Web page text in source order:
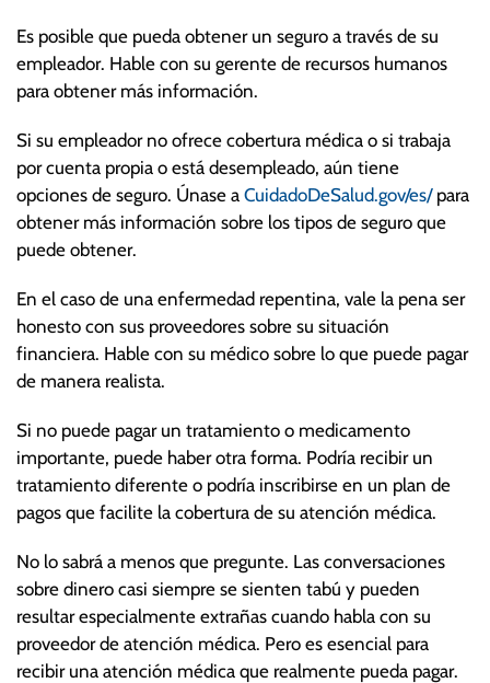
Es posible que pueda obtener un seguro a través de su
empleador. Hable con su gerente de recursos humanos
para obtener más información.
Si su empleador no ofrece cobertura médica o si trabaja
por cuenta propia o está desempleado, aún tiene
opciones de seguro. Únase a CuidadoDeSalud.gov/es/para
obtener más información sobre los tipos de seguro que
puede obtener.
En el caso de una enfermedad repentina, vale la pena ser
honesto con sus proveedores sobre su situación
financiera. Hable con su médico sobre lo que puede pagar
de manera realista.
Si no puede pagar un tratamiento o medicamento
importante, puede haber otra forma. Podría recibir un
tratamiento diferente o podría inscribirse en un plan de
pagos que facilite la cobertura de su atención médica.
No lo sabrá a menos que pregunte. Las conversaciones
sobre dinero casi siempre se sienten tabú y pueden
resultar especialmente extrañas cuando habla con su
proveedor de atención médica. Pero es esencial para
recibir una atención médica que realmente pueda pagar.